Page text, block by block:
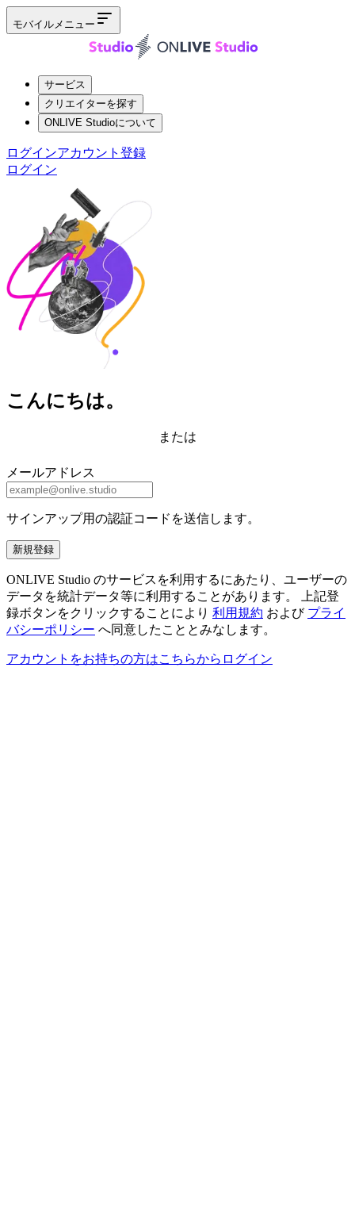
モバイルメニュー
サービス
クリエイターを探す
ONLIVE Studioについて
ログインアカウント登録
ログイン
こんにちは。
または
メールアドレス
サインアップ用の認証コードを送信します。
新規登録
ONLIVE Studio のサービスを利用するにあたり、ユーザーの
データを統計データ等に利用することがあります。 上記登
録ボタンをクリックすることにより 利用規約 および プライ
バシーポリシー へ同意したこととみなします。
アカウントをお持ちの方はこちらからログイン